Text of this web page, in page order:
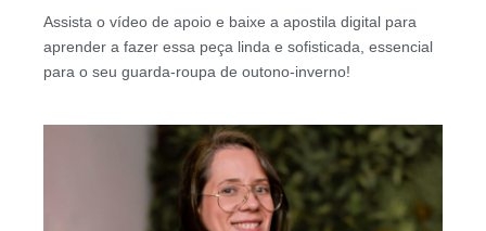
Assista o vídeo de apoio e baixe a apostila digital para
aprender a fazer essa peça linda e sofisticada, essencial
para o seu guarda-roupa de outono-inverno!